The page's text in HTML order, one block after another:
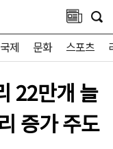
국제 문화 스포츠
22만개 늘
증가 주도